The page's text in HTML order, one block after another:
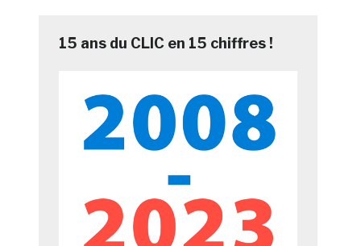
15 ans du CLIC en 15 chiffres !